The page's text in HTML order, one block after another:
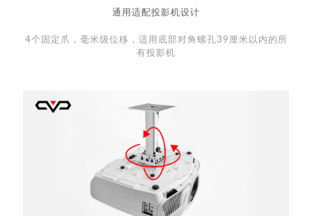
通用适配投影机设计
4个固定爪，毫米级位移，适用底部对角螺孔39厘米以内的所
有投影机